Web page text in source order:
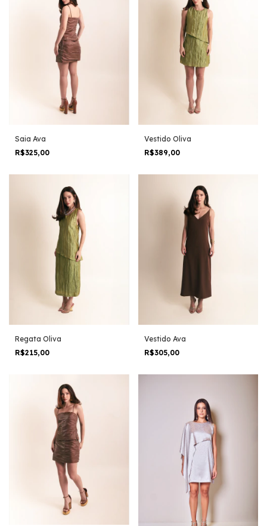
Saia Ava
R$325,00
Vestido Oliva
R$389,00
Regata Oliva
R$215,00
Vestido Ava
R$305,00